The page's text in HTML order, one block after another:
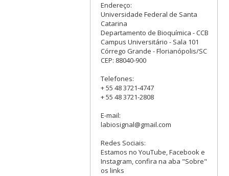
Endereço:
Universidade Federal de Santa
Catarina
Departamento de Bioquímica - CCB
Campus Universitário - Sala 101
Córrego Grande - Florianópolis/SC
CEP: 88040-900
Telefones:
+ 55 48 3721-4747
+ 55 48 3721-2808
E-mail:
labiosignal@gmail.com
Redes Sociais:
Estamos no YouTube, Facebook e
Instagram, confira na aba "Sobre"
os links